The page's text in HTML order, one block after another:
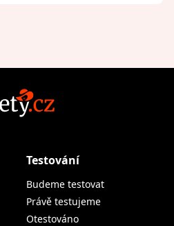
Testování
Budeme testovat
Právě testujeme
Otestováno